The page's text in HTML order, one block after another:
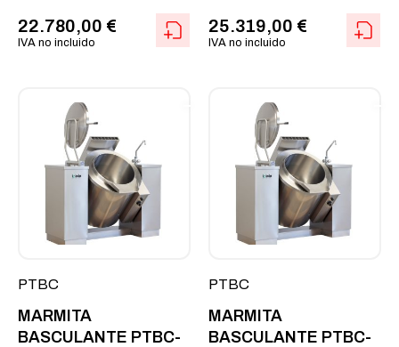
22.780,00 €
IVA no incluido
25.319,00 €
IVA no incluido
PTBC
MARMITA
BASCULANTE PTBC-
PTBC
MARMITA
BASCULANTE PTBC-